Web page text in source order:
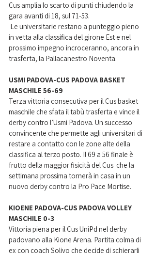
Cus amplia lo scarto di punti chiudendo la
gara avanti di 18, sul 71-53.
in vetta alla classifica del girone Est e nel
prossimo impegno incroceranno, ancora in
trasferta, la Pallacanestro Noventa.
USMI PADOVA-CUS PADOVA BASKET
MASCHILE 56-69
Terza vittoria consecutiva per il Cus basket
maschile che sfata il tabù trasferta e vince il
derby contro l’Usmi Padova. Un successo
convincente che permette agli universitari di
restare a contatto con le zone alte della
classifica al terzo posto. Il 69 a 56 finale è
frutto della maggior fisicità del Cus  che la
settimana prossima tornerà in casa in un
nuovo derby contro la Pro Pace Mortise.
KIOENE PADOVA-CUS PADOVA VOLLEY
MASCHILE 0-3
Vittoria piena per il Cus UniPd nel derby
padovano alla Kione Arena. Partita colma di
ex con coach Solivo che decide di schierarli